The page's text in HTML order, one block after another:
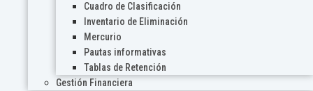
Cuadro de Clasificación
Inventario de Eliminación
Mercurio
Pautas informativas
Tablas de Retención
Gestión Financiera